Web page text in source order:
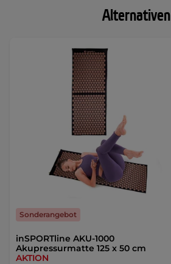
Alternativen
inSPORTline AKU-1000
Akupressurmatte 125 x 50 cm
AKTION
Sonderangebot